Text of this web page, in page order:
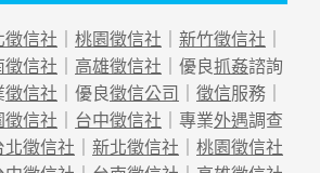
徵信社 ｜ 桃園徵信社 ｜ 新竹徵信社 ｜
徵信社 ｜ 高雄徵信社 ｜優良抓姦諮詢
徵信社 ｜優良徵信公司 ｜ 徵信服務｜
徵信社 ｜ 台中徵信社 ｜專業外遇調查
北徵信社 ｜ 新北徵信社 ｜ 桃園徵信社